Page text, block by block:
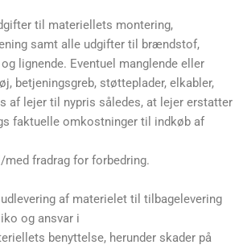
til materiellets montering,
samt alle udgifter til brændstof,
lignende. Eventuel manglende eller
betjeningsgreb, støtteplader, elkabler,
af lejer til nypris således, at lejer erstatter
faktuelle omkostninger til indkøb af
med fradrag for forbedring.
af materielet til tilbagelevering
og ansvar i
benyttelse, herunder skader på